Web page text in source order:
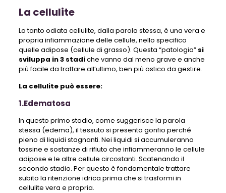
La cellulite
La tanto odiata cellulite, dalla parola stessa, è una vera e
propria infiammazione delle cellule, nello specifico
quelle adipose (cellule di grasso). Questa “patologia” si
sviluppa in 3 stadiche vanno dal meno grave e anche
più facile da trattare all’ultimo, ben più ostico da gestire.
La cellulite può essere:
1.Edematosa
In questo primo stadio, come suggerisce la parola
stessa (edema), il tessuto si presenta gonfio perché
pieno di liquidi stagnanti. Nei liquidi si accumuleranno
tossine e sostanze di rifiuto che infiammeranno le cellule
adipose e le altre cellule circostanti. Scatenando il
secondo stadio. Per questo è fondamentale trattare
subito la ritenzione idrica prima che si trasformi in
cellulite vera e propria.